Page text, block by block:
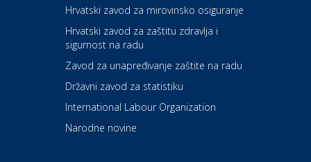
Povoljnosti
Dental Sudar
Dom i dizajn
Euro-vrt – kosilice, motorne
Hrvatski zavod za mirovinsko osiguranje
Hrvatski zavod za zaštitu zdravlja i
sigurnost na radu
Zavod za unapređivanje zaštite na radu
Državni zavod za statistiku
International Labour Organization
Narodne novine